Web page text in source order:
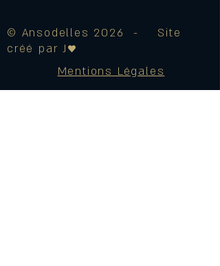
© Ansodelles 2026 - Site
créé par J♥
Mentions Légales